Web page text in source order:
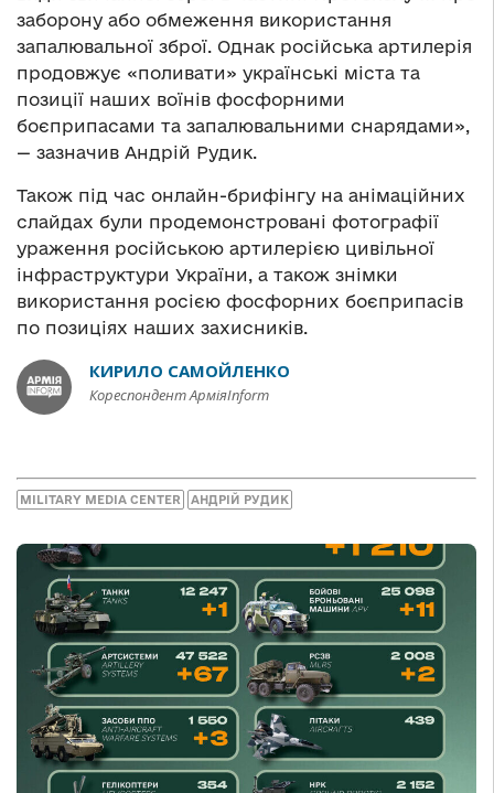
заборону або обмеження використання
запалювальної зброї. Однак російська артилерія
продовжує «поливати» українські міста та
позиції наших воїнів фосфорними
боєприпасами та запалювальними снарядами»,
— зазначив Андрій Рудик.
Також під час онлайн-брифінгу на анімаційних
слайдах були продемонстровані фотографії
ураження російською артилерією цивільної
інфраструктури України, а також знімки
використання росією фосфорних боєприпасів
по позиціях наших захисників.
КИРИЛО САМОЙЛЕНКО
Кореспондент АрміяInform
MILITARY MEDIA CENTER АНДРІЙ РУДИК